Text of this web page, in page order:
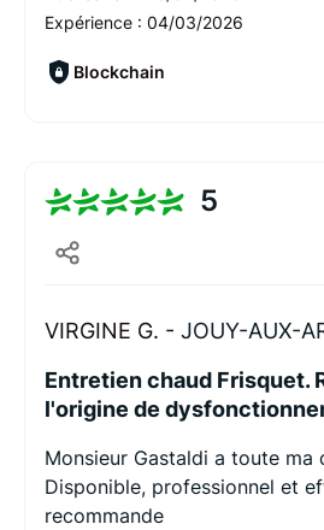
Expérience : 04/03/2026
Blockchain
5
VIRGINE G. - JOUY-AUX-
Entretien chaud Frisquet.
l'origine de
Monsieur Gastaldi a toute ma
Disponible, professionnel et
recommande